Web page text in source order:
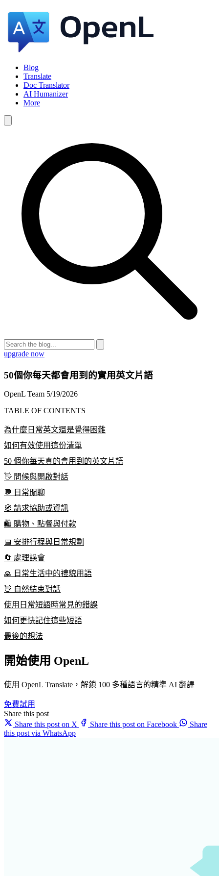
Blog
Translate
Doc Translator
AI Humanizer
More
upgrade now
50個你每天都會用到的實用英文片語
OpenL Team 5/19/2026
TABLE OF CONTENTS
為什麼日常英文還是覺得困難
如何有效使用這份清單
50 個你每天真的會用到的英文片語
👋 問候與開啟對話
💬 日常閒聊
🧭 請求協助或資訊
🛍️ 購物、點餐與付款
📅 安排行程與日常規劃
🔄 處理誤會
🙏 日常生活中的禮貌用語
👋 自然結束對話
使用日常短語時常見的錯誤
如何更快記住這些短語
最後的想法
開始使用 OpenL
使用 OpenL Translate，解鎖 100 多種語言的精準 AI 翻譯
免費試用
Share this post
Share this post on X
Share this post on Facebook
Share
this post via WhatsApp